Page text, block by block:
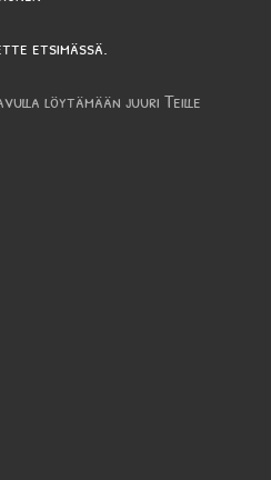
etsimässä.
löytämään juuri Teille